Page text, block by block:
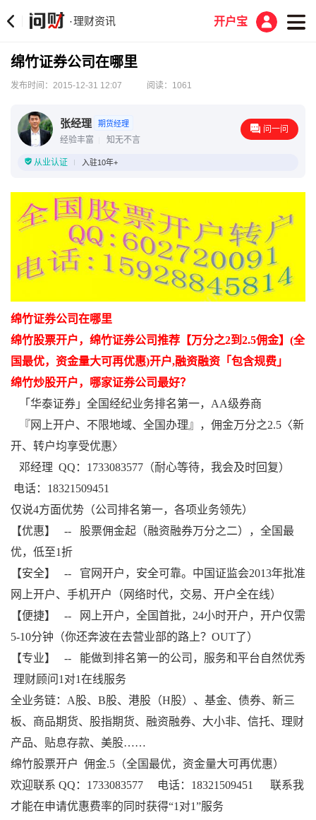
·理财资讯 开户宝
绵竹证券公司在哪里
发布时间：2015-12-31 12:07 阅读：1061
张经理 期货经理
经验丰富 知无不言
问一问
从业认证 入驻10年+
绵竹证券公司在哪里
绵竹股票开户，绵竹证券公司推荐【万分之2到2.5佣金】(全
国最优，资金量大可再优惠)开户,融资融资「包含规费」
绵竹炒股开户，哪家证券公司最好？
「华泰证券」全国经纪业务排名第一，AA级券商
『网上开户、不限地域、全国办理』，佣金万分之2.5〈新
开、转户均享受优惠〉
邓经理 QQ：1733083577（耐心等待，我会及时回复）
电话：18321509451
仅说4方面优势（公司排名第一，各项业务领先）
【优惠】 -- 股票佣金起（融资融券万分之二），全国最
优，低至1折
【安全】 -- 官网开户，安全可靠。中国证监会2013年批准
网上开户、手机开户（网络时代，交易、开户全在线）
【便捷】 -- 网上开户，全国首批，24小时开户，开户仅需
5-10分钟（你还奔波在去营业部的路上？OUT了）
【专业】 -- 能做到排名第一的公司，服务和平台自然优秀
理财顾问1对1在线服务
全业务链：A股、B股、港股（H股）、基金、债券、新三
板、商品期货、股指期货、融资融券、大小非、信托、理财
产品、贴息存款、美股……
绵竹股票开户 佣金.5（全国最优，资金量大可再优惠）
欢迎联系 QQ：1733083577 电话：18321509451 联系我
才能在申请优惠费率的同时获得“1对1”服务